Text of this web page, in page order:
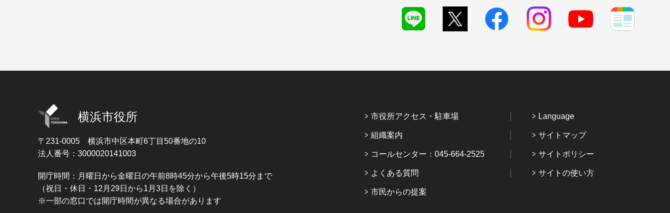
横浜市役所
〒231-0005 横浜市中区本町6丁目50番地の10
法人番号：3000020141003
開庁時間：月曜日から金曜日の午前8時45分から午後5時15分まで
（祝日・休日・12月29日から1月3日を除く）
※一部の窓口では開庁時間が異なる場合があります
市役所アクセス・駐車場
組織案内
コールセンター：045-664-2525
よくある質問
市民からの提案
Language
サイトマップ
サイトポリシー
サイトの使い方